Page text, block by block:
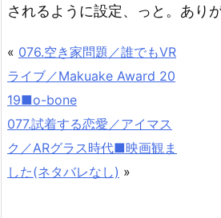
されるように設定、っと。あり
« 076.空き家問題／誰でもVR
ライブ／Makuake Award 20
19■o-bone
077.試着する恋愛／アイマス
ク／ARグラス時代■映画観ま
した(ネタバレなし) »